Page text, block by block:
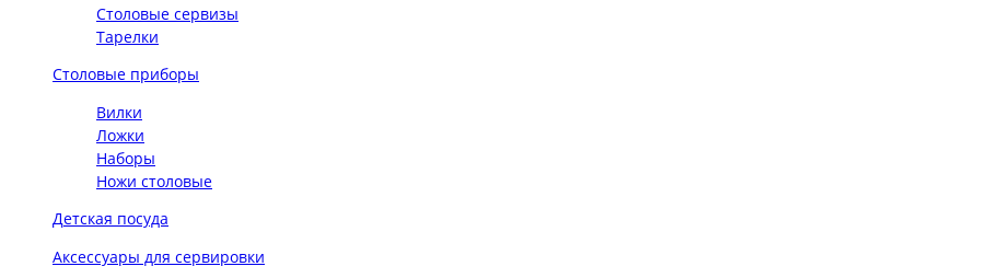
Столовые сервизы
Тарелки
Столовые приборы
Вилки
Ложки
Наборы
Ножи столовые
Детская посуда
Аксессуары для сервировки